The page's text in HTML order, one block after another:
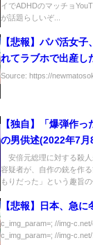
イでADHDのマッチョ
が話題らしいぞ...
【悲報】パパ活女
れてラブホで出産し
殺害
Source: https://
【独自】「爆弾作
の男供述(2022年7月
安倍元総理に対する殺
容疑者が、自作の銃を作
もりだった」という趣旨
【悲報】日本、急に
c_img_param=; //img-
c_img_param=; //img-c.net/